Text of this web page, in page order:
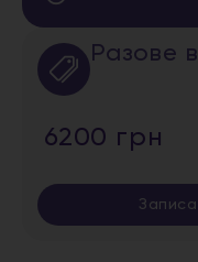
Разове
6200 грн